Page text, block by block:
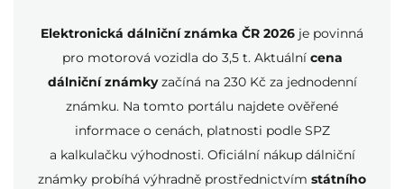
Elektronická dálniční známka ČR 2026 je povinná
pro motorová vozidla do 3,5 t. Aktuální cena
dálniční známkyzačíná na 230 Kč za jednodenní
známku. Na tomto portálu najdete ověřené
informace o cenách, platnosti podle SPZ
a kalkulačku výhodnosti. Oficiální nákup dálniční
známky probíhá výhradně prostřednictvím státního